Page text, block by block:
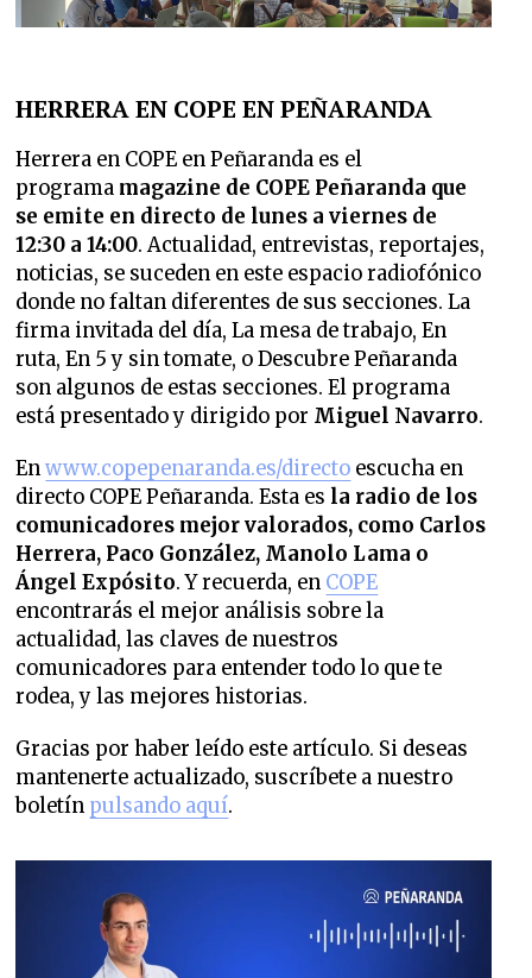
HERRERA EN COPE EN PEÑARANDA
Herrera en COPE en Peñaranda es el
programa magazine de COPE Peñaranda que
se emite en directo de lunes a viernes de
12:30 a 14:00. Actualidad, entrevistas, reportajes,
noticias, se suceden en este espacio radiofónico
donde no faltan diferentes de sus secciones. La
firma invitada del día, La mesa de trabajo, En
ruta, En 5 y sin tomate, o Descubre Peñaranda
son algunos de estas secciones. El programa
está presentado y dirigido por Miguel Navarro.
Enwww.copepenaranda.es/directo escucha en
directo COPE Peñaranda. Esta es la radio de los
comunicadores mejor valorados, como Carlos
Herrera, Paco González, Manolo Lama o
Ángel Expósito. Y recuerda, en COPE
encontrarás el mejor análisis sobre la
actualidad, las claves de nuestros
comunicadores para entender todo lo que te
rodea, y las mejores historias.
Gracias por haber leído este artículo. Si deseas
mantenerte actualizado, suscríbete a nuestro
boletín pulsando aquí.